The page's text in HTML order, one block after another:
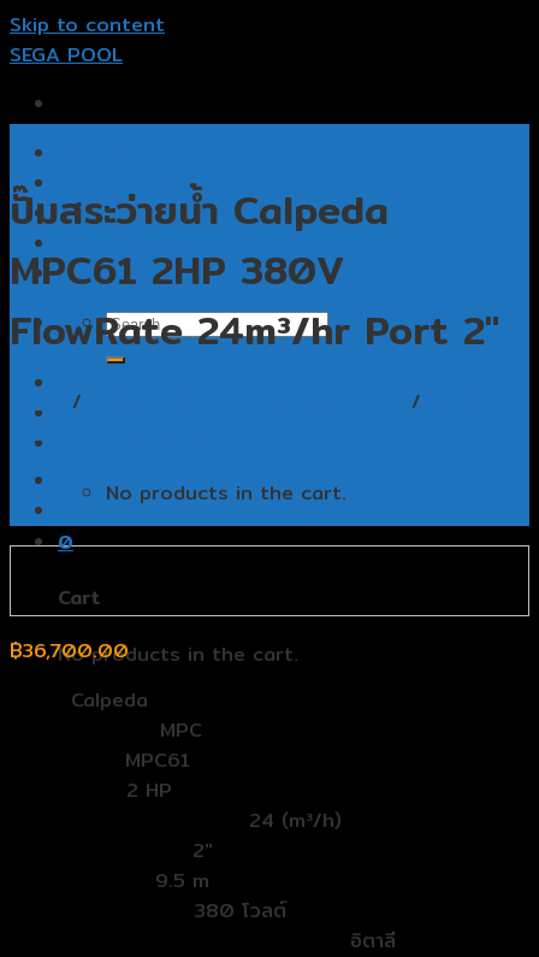
Skip to content
SEGA POOL
รับออกแบบสระว่ายน้ำ
รับสร้างสระว่ายน้ำ
ติดต่อเรา
No products in the cart.
0
Cart
No products in the cart.
ปั๊มสระว่ายน้ำ Calpeda
MPC61 2HP 380V
FlowRate 24m³/hr Port 2″
/ /
฿36,700.00
Calpeda
MPC
MPC61
2 HP
24 (m³/h)
2″
9.5 m
380 โวลต์
อิตาลี